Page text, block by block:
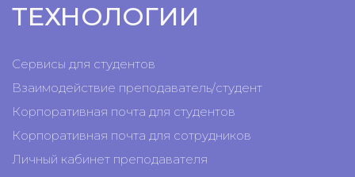
ТЕХНОЛОГИИ
Сервисы для студентов
Взаимодействие преподаватель/студент
Корпоративная почта для студентов
Корпоративная почта для сотрудников
Личный кабинет преподавателя